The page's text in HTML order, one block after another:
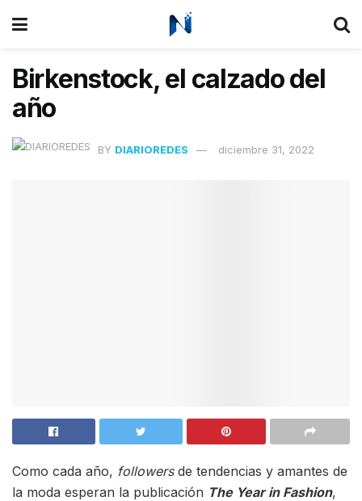
Birkenstock, el calzado del
año
BY DIARIOREDES diciembre 31, 2022
Como cada año, followersde tendencias y amantes de
la moda esperan la publicación The Year in Fashion,